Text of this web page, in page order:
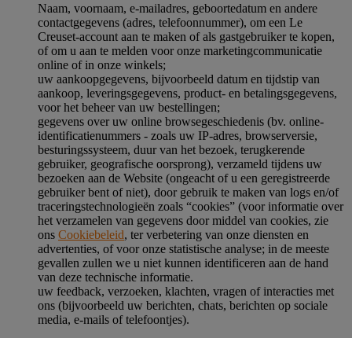
Naam, voornaam, e-mailadres, geboortedatum en andere
contactgegevens (adres, telefoonnummer), om een Le
Creuset-account aan te maken of als gastgebruiker te kopen,
of om u aan te melden voor onze marketingcommunicatie
online of in onze winkels;
uw aankoopgegevens, bijvoorbeeld datum en tijdstip van
aankoop, leveringsgegevens, product- en betalingsgegevens,
voor het beheer van uw bestellingen;
gegevens over uw online browsegeschiedenis (bv. online-
identificatienummers - zoals uw IP-adres, browserversie,
besturingssysteem, duur van het bezoek, terugkerende
gebruiker, geografische oorsprong), verzameld tijdens uw
bezoeken aan de Website (ongeacht of u een geregistreerde
gebruiker bent of niet), door gebruik te maken van logs en/of
traceringstechnologieën zoals “cookies” (voor informatie over
het verzamelen van gegevens door middel van cookies, zie
ons Cookiebeleid, ter verbetering van onze diensten en
advertenties, of voor onze statistische analyse; in de meeste
gevallen zullen we u niet kunnen identificeren aan de hand
van deze technische informatie.
uw feedback, verzoeken, klachten, vragen of interacties met
ons (bijvoorbeeld uw berichten, chats, berichten op sociale
media, e-mails of telefoontjes).